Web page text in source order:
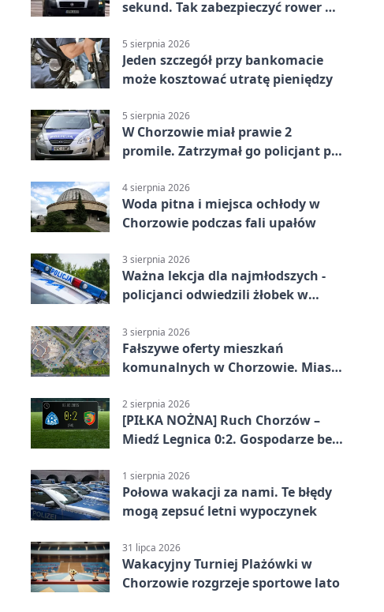
sekund. Tak zabezpieczyć rower w
5 sierpnia 2026
Jeden szczegół przy bankomacie
może kosztować utratę pieniędzy
5 sierpnia 2026
W Chorzowie miał prawie 2
promile. Zatrzymał go policjant po
4 sierpnia 2026
Woda pitna i miejsca ochłody w
Chorzowie podczas fali upałów
3 sierpnia 2026
Ważna lekcja dla najmłodszych -
policjanci odwiedzili żłobek w
3 sierpnia 2026
Fałszywe oferty mieszkań
komunalnych w Chorzowie. Miasto
2 sierpnia 2026
[PIŁKA NOŻNA] Ruch Chorzów –
Miedź Legnica 0:2. Gospodarze bez
1 sierpnia 2026
Połowa wakacji za nami. Te błędy
mogą zepsuć letni wypoczynek
31 lipca 2026
Wakacyjny Turniej Plażówki w
Chorzowie rozgrzeje sportowe lato